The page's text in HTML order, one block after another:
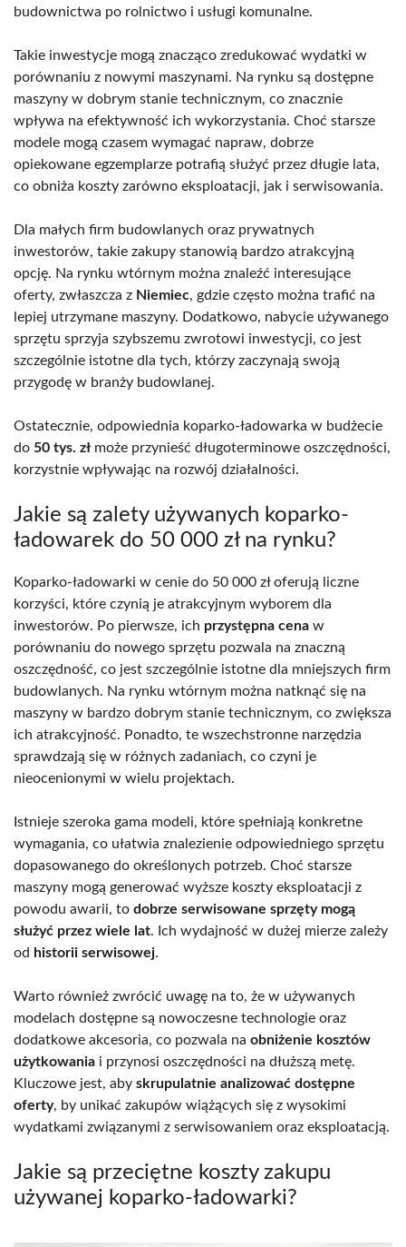
budownictwa po rolnictwo i usługi komunalne.
Takie inwestycje mogą znacząco zredukować wydatki w
porównaniu z nowymi maszynami. Na rynku są dostępne
maszyny w dobrym stanie technicznym, co znacznie
wpływa na efektywność ich wykorzystania. Choć starsze
modele mogą czasem wymagać napraw, dobrze
opiekowane egzemplarze potrafią służyć przez długie lata,
co obniża koszty zarówno eksploatacji, jak i serwisowania.
Dla małych firm budowlanych oraz prywatnych
inwestorów, takie zakupy stanowią bardzo atrakcyjną
opcję. Na rynku wtórnym można znaleźć interesujące
oferty, zwłaszcza z Niemiec, gdzie często można trafić na
lepiej utrzymane maszyny. Dodatkowo, nabycie używanego
sprzętu sprzyja szybszemu zwrotowi inwestycji, co jest
szczególnie istotne dla tych, którzy zaczynają swoją
przygodę w branży budowlanej.
Ostatecznie, odpowiednia koparko-ładowarka w budżecie
do 50 tys. zł może przynieść długoterminowe oszczędności,
korzystnie wpływając na rozwój działalności.
Jakie są zalety używanych koparko-
ładowarek do 50 000 zł na rynku?
Koparko-ładowarki w cenie do 50 000 zł oferują liczne
korzyści, które czynią je atrakcyjnym wyborem dla
inwestorów. Po pierwsze, ich przystępna cena w
porównaniu do nowego sprzętu pozwala na znaczną
oszczędność, co jest szczególnie istotne dla mniejszych firm
budowlanych. Na rynku wtórnym można natknąć się na
maszyny w bardzo dobrym stanie technicznym, co zwiększa
ich atrakcyjność. Ponadto, te wszechstronne narzędzia
sprawdzają się w różnych zadaniach, co czyni je
nieocenionymi w wielu projektach.
Istnieje szeroka gama modeli, które spełniają konkretne
wymagania, co ułatwia znalezienie odpowiedniego sprzętu
dopasowanego do określonych potrzeb. Choć starsze
maszyny mogą generować wyższe koszty eksploatacji z
powodu awarii, to dobrze serwisowane sprzęty mogą
służyć przez wiele lat. Ich wydajność w dużej mierze zależy
od historii serwisowej.
Warto również zwrócić uwagę na to, że w używanych
modelach dostępne są nowoczesne technologie oraz
dodatkowe akcesoria, co pozwala na obniżenie kosztów
użytkowania i przynosi oszczędności na dłuższą metę.
Kluczowe jest, aby skrupulatnie analizować dostępne
oferty, by unikać zakupów wiążących się z wysokimi
wydatkami związanymi z serwisowaniem oraz eksploatacją.
Jakie są przeciętne koszty zakupu
używanej koparko-ładowarki?